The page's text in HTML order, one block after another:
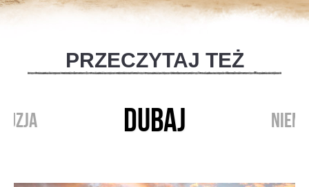
PRZECZYTAJ TEŻ
DUBAJ